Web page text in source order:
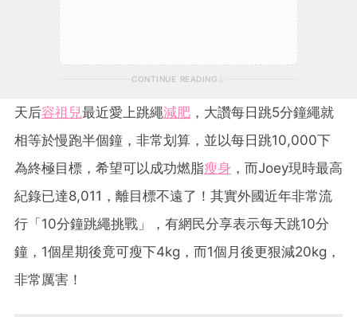
CONTINUE READING
天后容祖兒最近愛上跳繩減肥 ，大讚每日跳5分鐘繩就
相等於慢跑半個鐘，非常划算，並以每日跳10,000下
為終極目標，希望可以成功燃脂瘦身 ，而Joey現時最高
紀錄已達8,011，離目標不遠了！其實外國近年非常流
行「10分鐘跳繩挑戰」，有網民分享表示每天跳10分
鐘，1個星期後竟可瘦下4kg，而1個月後更狠減20kg，
非常厲害！